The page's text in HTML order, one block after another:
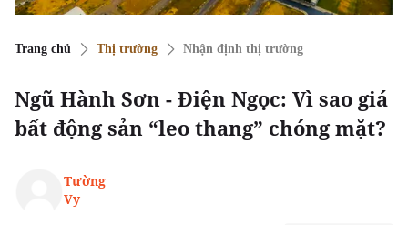
Trang chủ Thị trường Nhận định thị trường
Ngũ Hành Sơn - Điện Ngọc: Vì sao giá
bất động sản “leo thang” chóng mặt?
Tường
Vy